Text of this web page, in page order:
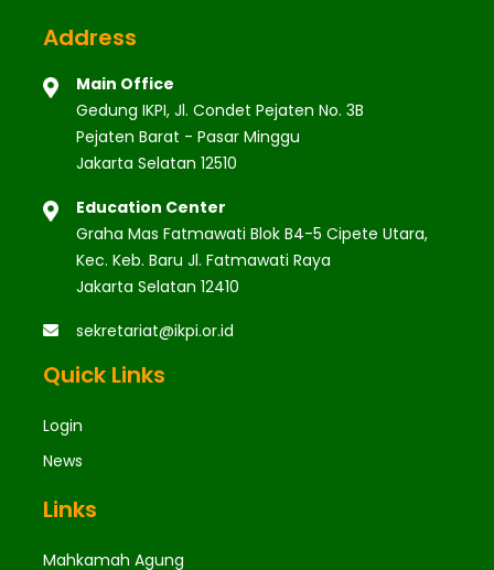
Address
Main Office
Gedung IKPI, Jl. Condet Pejaten No. 3B
Pejaten Barat - Pasar Minggu
Jakarta Selatan 12510
Education Center
Graha Mas Fatmawati Blok B4-5 Cipete Utara,
Kec. Keb. Baru Jl. Fatmawati Raya
Jakarta Selatan 12410
sekretariat@ikpi.or.id
Quick Links
Login
News
Links
Mahkamah Agung